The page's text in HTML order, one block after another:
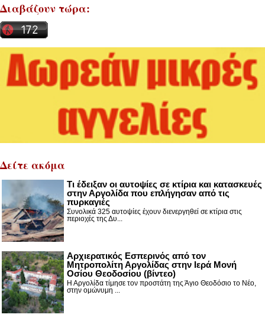
Διαβάζουν τώρα:
Δείτε ακόμα
Τι έδειξαν οι αυτοψίες σε κτίρια και κατασκευές
στην Αργολίδα που επλήγησαν από τις
πυρκαγιές
Συνολικά 325 αυτοψίες έχουν διενεργηθεί σε κτίρια στις
περιοχές της Δυ...
Αρχιερατικός Εσπερινός από τον
Μητροπολίτη Αργολίδας στην Ιερά Μονή
Οσίου Θεοδοσίου (βίντεο)
Η Αργολίδα τίμησε τον προστάτη της Άγιο Θεοδόσιο το Νέο,
στην ομώνυμη ...